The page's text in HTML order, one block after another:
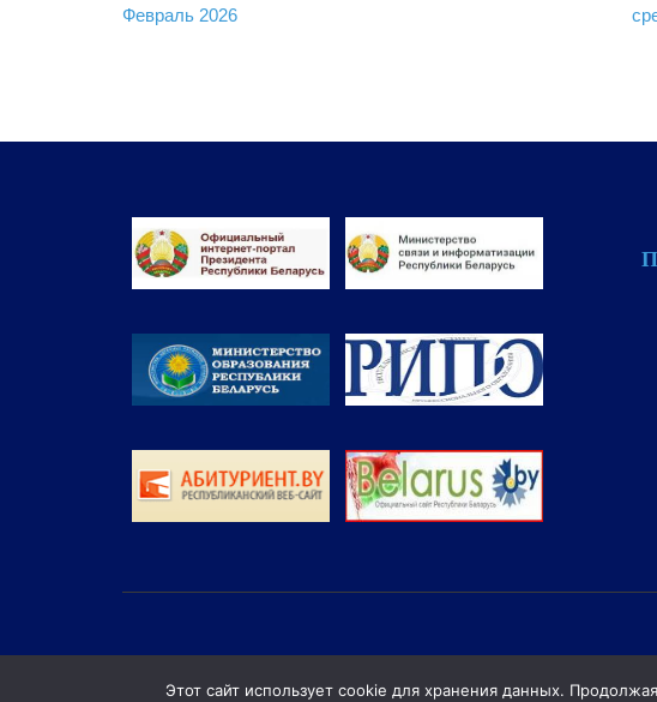
по
Февраль 2026
© Витебский филиал учреждения образования
Этот сайт использует cookie для хранения данных.